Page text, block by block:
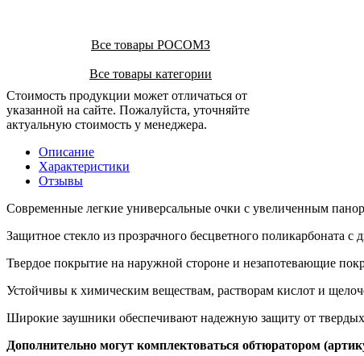
Все товары РОСОМЗ
Все товары категории
Стоимость продукции может отличаться от
указанной на сайте. Пожалуйста, уточняйте
актуальную стоимость у менеджера.
Описание
Характеристики
Отзывы
Современные легкие универсальные очки с увеличенным
Защитное стекло из прозрачного бесцветного поликарбоната
Твердое покрытие на наружной стороне и незапотевающие
Устойчивы к химическим веществам, растворам кислот и
Широкие заушники обеспечивают надежную защиту от
Дополнительно могут комплектоваться обтюратором